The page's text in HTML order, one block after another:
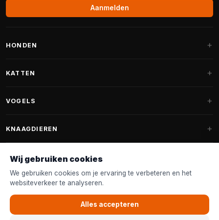
Aanmelden
HONDEN
Fantail hondenmanden
Hondenspeelgoed
Halsband & Lijn
Shampoo & Verzorging
KATTEN
Krabpalen voor Maine Coon
Kattenmanden
VOGELS
Vogelvoer binnenvogels
Voederhuisjes
Nestkastjes & Nesting
Tuinvogelvoer
Vogelspeelgoed
KNAAGDIEREN
Knaagdierenvoer
Accessoires
KLANTENSERVICE
Contact & Advies
Wij gebruiken cookies
We gebruiken cookies om je ervaring te verbeteren en het
websiteverkeer te analyseren.
Alles accepteren